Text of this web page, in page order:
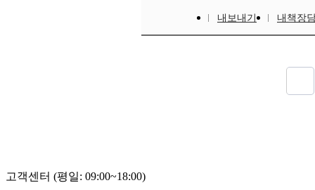
내보내기 내책장
고객센터 (평일: 09:00~18:00)